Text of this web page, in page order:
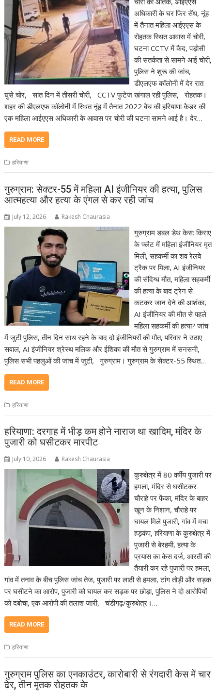
अधिकारी के घर फिर सेंध, नूंह
में तैनात महिला आईएएस के
रोहतक स्थित आवास में चोरी,
घटना CCTV में कैद, पड़ोसी
की सतर्कता से सामने आई चोरी,
पुलिस ने शुरू की जांच,
डीएलएफ कॉलोनी में देर रात
घुसे चोर, सात दिन में तीसरी चोरी, CCTV फुटेज खंगाल रही पुलिस, रोहतक।
शहर की डीएलएफ कॉलोनी में स्थित नूंह में तैनात 2022 बैच की हरियाणा कैडर की
एक महिला आईएएस अधिकारी के आवास पर चोरी की घटना सामने आई है। देर…
READ MORE
हरियाणा
गुरुग्राम: सेक्टर-55 में महिला AI इंजीनियर की हत्या, पुलिस
आत्महत्या और हत्या के एंगल से कर रही जांच
July 12, 2026 Rakesh Chaurasia
गुरुग्राम डबल डेथ केस: किराए
के फ्लैट में महिला इंजीनियर मृत
मिली, सहकर्मी का शव रेलवे
ट्रैक पर मिला, AI इंजीनियर
की संदिग्ध मौत, महिला सहकर्मी
की हत्या के बाद ट्रेन से
कटकर जान देने की आशंका,
AI इंजीनियर की मौत से पहले
महिला सहकर्मी की हत्या? जांच
में जुटी पुलिस, तीन दिन साथ रहने के बाद दो इंजीनियरों की मौत, परिवार ने उठाए
सवाल, AI इंजीनियर श्रेस्थ मलिक और ईशिका की मौत से गुरुग्राम में सनसनी,
पुलिस सभी पहलुओं की जांच में जुटी, गुरुग्राम। गुरुग्राम के सेक्टर-55 स्थित…
READ MORE
हरियाणा
हरियाणा: दरगाह में भीड़ कम होने नाराज था खादिम, मंदिर के
पुजारी को घसीटकर मारपीट
July 10, 2026 Rakesh Chaurasia
कुरुक्षेत्र में 80 वर्षीय पुजारी पर
हमला, मंदिर से घसीटकर
चौराहे पर फेंका, मंदिर के बाहर
खून के निशान, चौराहे पर
घायल मिले पुजारी, गांव में मचा
हड़कंप, हरियाणा के कुरुक्षेत्र में
पुजारी से बेरहमी, हत्या के
प्रयास का केस दर्ज, आरती की
तैयारी कर रहे पुजारी पर हमला,
गांव में तनाव के बीच पुलिस जांच तेज, पुजारी पर लाठी से हमला, टांग तोड़ी और सड़क
पर घसीटने का आरोप, पुजारी को घायल कर सड़क पर छोड़ा, पुलिस ने दो आरोपियों
को दबोचा, एक आरोपी की तलाश जारी, चंडीगढ़/कुरुक्षेत्र।…
READ MORE
हरियाणा
गुरुग्राम पुलिस का एनकाउंटर, कारोबारी से रंगदारी केस में चार
ढेर, तीन मृतक रोहतक के